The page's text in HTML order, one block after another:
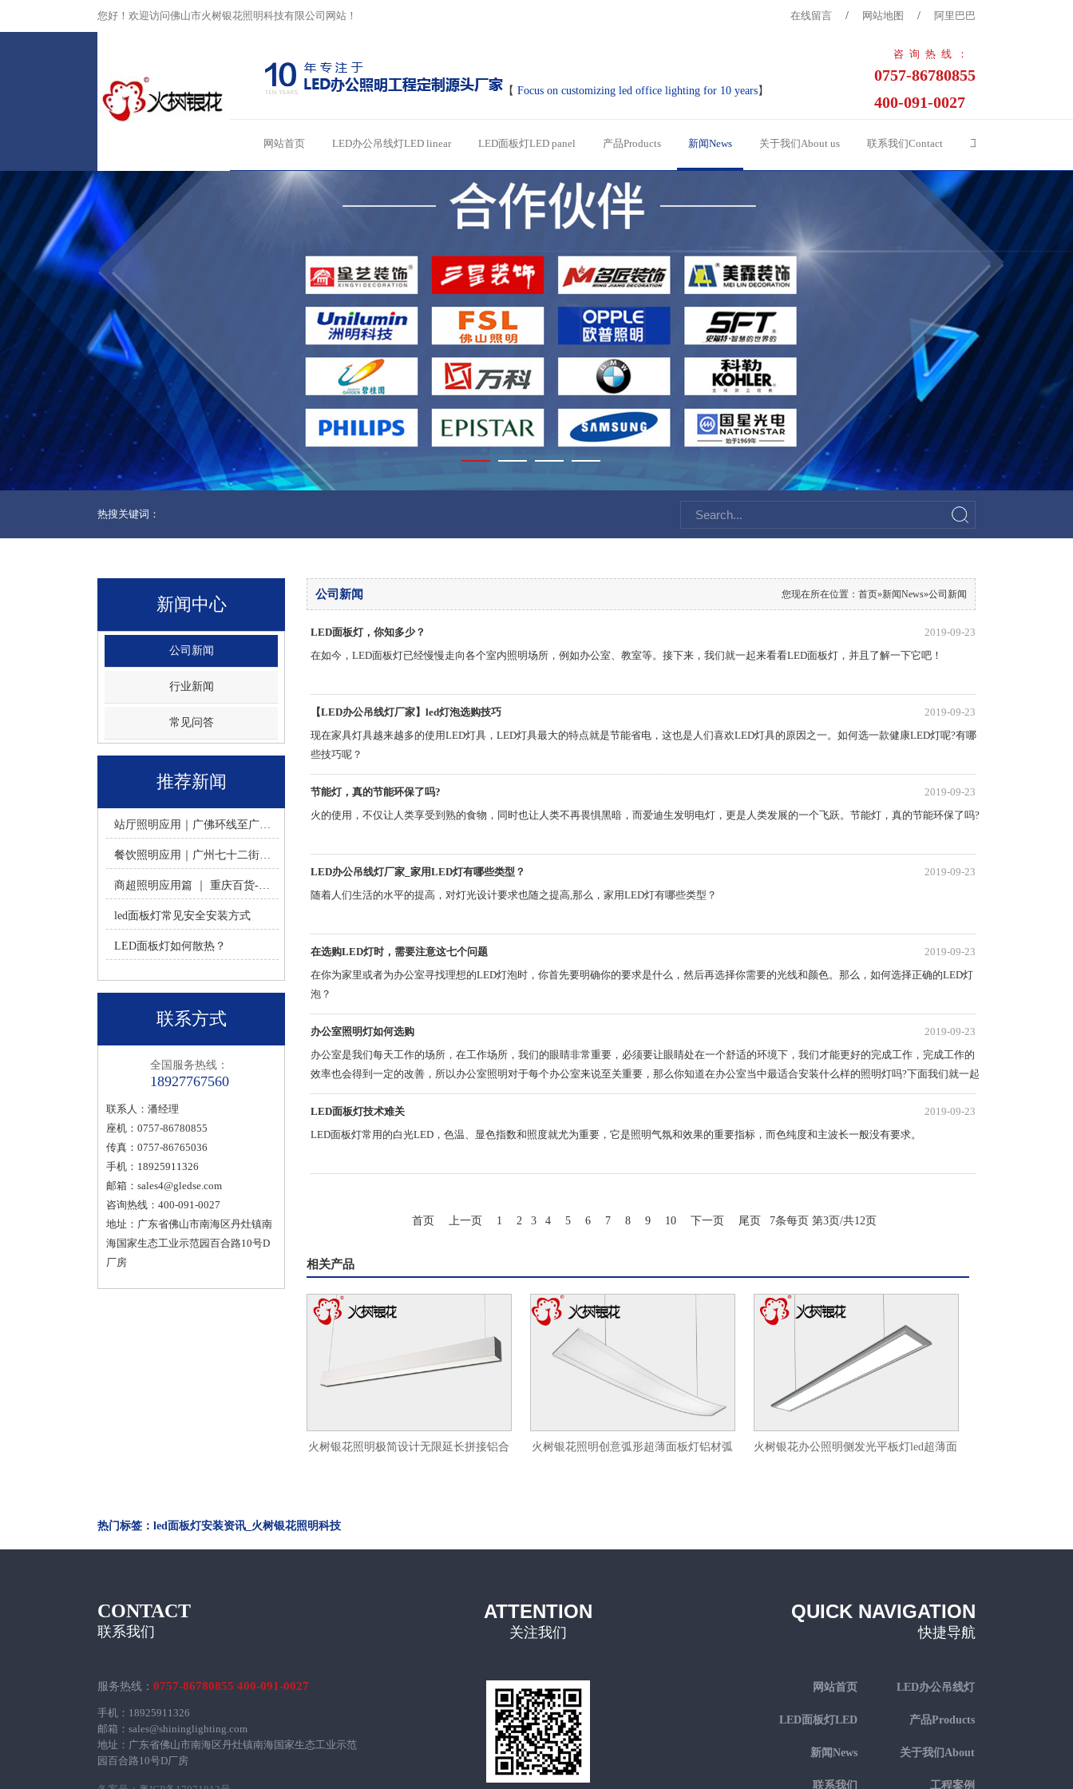
您好！欢迎访问佛山市火树银花照明科技有限公司网站！ 在线留言 / 网站地图 / 阿里巴巴
【 Focus on customizing led office lighting for 10 years】
咨询热线：
0757-86780855
400-091-0027
网站首页 LED办公吊线灯LED linear LED面板灯LED panel 产品Products 新闻News 关于我们About us 联系我们Contact 工程案例
热搜关键词：
新闻中心
公司新闻
行业新闻
常见问答
推荐新闻
站厅照明应用｜广佛环线至广州南站 -佛山火树银花照明
餐饮照明应用｜广州七十二街道餐饮连锁-佛山火树银花照明
商超照明应用篇 ｜ 重庆百货-佛山火树银花照明合作历程
led面板灯常见安全安装方式
LED面板灯如何散热？
联系方式
全国服务热线：
18927767560
联系人：潘经理
座机：0757-86780855
传真：0757-86765036
手机：18925911326
邮箱： sales4@gledse.com
咨询热线：400-091-0027
地址：广东省佛山市南海区丹灶镇南
海国家生态工业示范园百合路10号D
厂房
您现在所在位置： 首页»新闻News»公司新闻
公司新闻
2019-09-23
LED面板灯，你知多少？
在如今，LED面板灯已经慢慢走向各个室内照明场所，例如办公室、教室等。接下来，我们就一起来看看LED面板灯，并且了解一下它吧！
2019-09-23
【LED办公吊线灯厂家】led灯泡选购技巧
现在家具灯具越来越多的使用LED灯具，LED灯具最大的特点就是节能省电，这也是人们喜欢LED灯具的原因之一。如何选一款健康LED灯呢?有哪
些技巧呢？
2019-09-23
节能灯，真的节能环保了吗?
火的使用，不仅让人类享受到熟的食物，同时也让人类不再畏惧黑暗，而爱迪生发明电灯，更是人类发展的一个飞跃。节能灯，真的节能环保了吗?
2019-09-23
LED办公吊线灯厂家_家用LED灯有哪些类型？
随着人们生活的水平的提高，对灯光设计要求也随之提高,那么，家用LED灯有哪些类型？
2019-09-23
在选购LED灯时，需要注意这七个问题
在你为家里或者为办公室寻找理想的LED灯泡时，你首先要明确你的要求是什么，然后再选择你需要的光线和颜色。那么，如何选择正确的LED灯
泡？
2019-09-23
办公室照明灯如何选购
办公室是我们每天工作的场所，在工作场所，我们的眼睛非常重要，必须要让眼睛处在一个舒适的环境下，我们才能更好的完成工作，完成工作的
效率也会得到一定的改善，所以办公室照明对于每个办公室来说至关重要，那么你知道在办公室当中最适合安装什么样的照明灯吗?下面我们就一起
来看看办公室照明灯的一些相关介绍吧。
2019-09-23
LED面板灯技术难关
LED面板灯常用的白光LED，色温、显色指数和照度就尤为重要，它是照明气氛和效果的重要指标，而色纯度和主波长一般没有要求。
首页 上一页 1 2 3 4 5 6 7 8 9 10 下一页 尾页 7条每页 第3页/共12页
相关产品
火树银花照明极简设计无限延长拼接铝合 火树银花照明创意弧形超薄面板灯铝材弧 火树银花办公照明侧发光平板灯led超薄面
热门标签：led面板灯安装资讯_火树银花照明科技
CONTACT
联系我们
服务热线： 0757-86780855 400-091-0027
手机：18925911326
邮箱：sales@shininglighting.com
地址：广东省佛山市南海区丹灶镇南海国家生态工业示范
园百合路10号D厂房
ATTENTION
关注我们
QUICK NAVIGATION
快捷导航
网站首页
LED办公吊线灯
LED面板灯LED
产品Products
新闻News
关于我们About
联系我们
工程案例